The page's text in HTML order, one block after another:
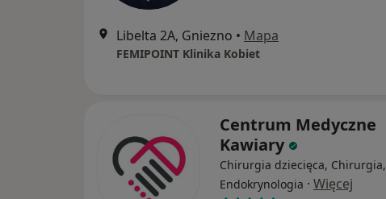
Libelta 2A, Gniezno • Mapa
FEMIPOINT Klinika Kobiet
Centrum Medyczne
Kawiary
Chirurgia dziecięca, Chirurgia,
Endokrynologia · Więcej